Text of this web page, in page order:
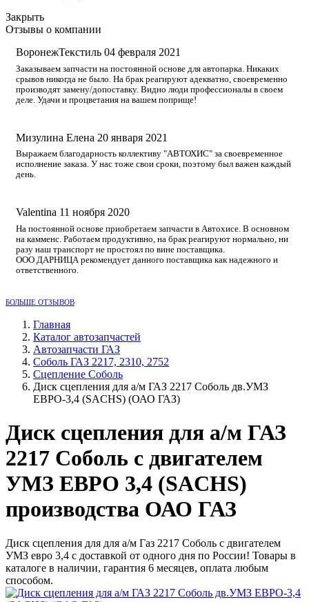
Закрыть
Отзывы о компании
ВоронежТекстиль 04 февраля 2021
Заказываем запчасти на постоянной основе для автопарка. Никаких
срывов никогда не было. На брак реагируют адекватно, своевременно
производят замену/допоставку. Видно люди профессионалы в своем
деле. Удачи и процветания на вашем поприще!
Мизулина Елена 20 января 2021
Выражаем благодарность коллективу "АВТОХИС" за своевременное
исполнение заказа. У нас тоже свои сроки, поэтому был важен каждый
день.
Valentina 11 ноября 2020
На постоянной основе приобретаем запчасти в Автохисе. В основном
на камменс. Работаем продуктивно, на брак реагируют нормально, ни
разу наш транспорт не простоял по вине поставщика.
ООО ДАРНИЦА рекомендует данного поставщика как надежного и
ответственного.
БОЛЬШЕ ОТЗЫВОВ
Главная
Каталог автозапчастей
Автозапчасти ГАЗ
Соболь ГАЗ 2217, 2310, 2752
Сцепление Соболь
Диск сцепления для а/м ГАЗ 2217 Соболь дв.УМЗ
ЕВРО-3,4 (SACHS) (ОАО ГАЗ)
Диск сцепления для а/м ГАЗ
2217 Соболь с двигателем
УМЗ ЕВРО 3,4 (SACHS)
производства ОАО ГАЗ
Диск сцепления для для а/м Газ 2217 Соболь с двигателем
УМЗ евро 3,4 с доставкой от одного дня по России! Товары в
каталоге в наличии, гарантия 6 месяцев, оплата любым
способом.